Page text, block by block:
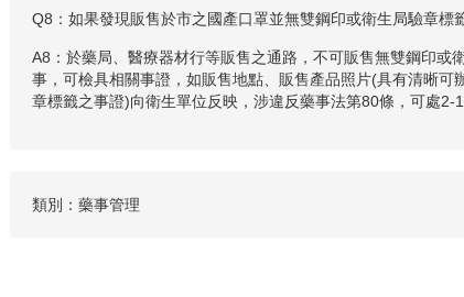
Q8：如果發現販售於市之國產口罩並無雙鋼印或衛生局驗章標
A8：於藥局、醫療器材行等販售之通路，不可販售無雙鋼印或
事，可檢具相關事證，如販售地點、販售產品照片(具有清晰
章標籤之事證)向衛生單位反映，涉違反藥事法第80條，可處2-
類別：藥事管理